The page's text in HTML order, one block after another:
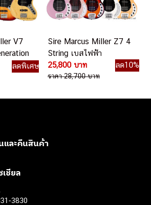
V7
สไฟฟ้า
ลดพิเศษ
Sire Marcus Miller Z7 4
String เบสไฟฟ้า
25,800 บาท
ลด10%
ราคา 28,700 บาท
และคืนสินค้า
เชียล
3830